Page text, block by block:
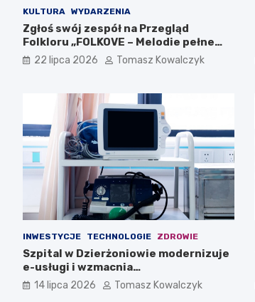
KULTURA WYDARZENIA
Zgłoś swój zespół na Przegląd
Folkloru „FOLKOVE – Melodie pełne
historii”
22 lipca 2026 Tomasz Kowalczyk
INWESTYCJE TECHNOLOGIE ZDROWIE
Szpital w Dzierżoniowie modernizuje
e-usługi i wzmacnia
cyberbezpieczeństwo dzięki KPO
14 lipca 2026 Tomasz Kowalczyk